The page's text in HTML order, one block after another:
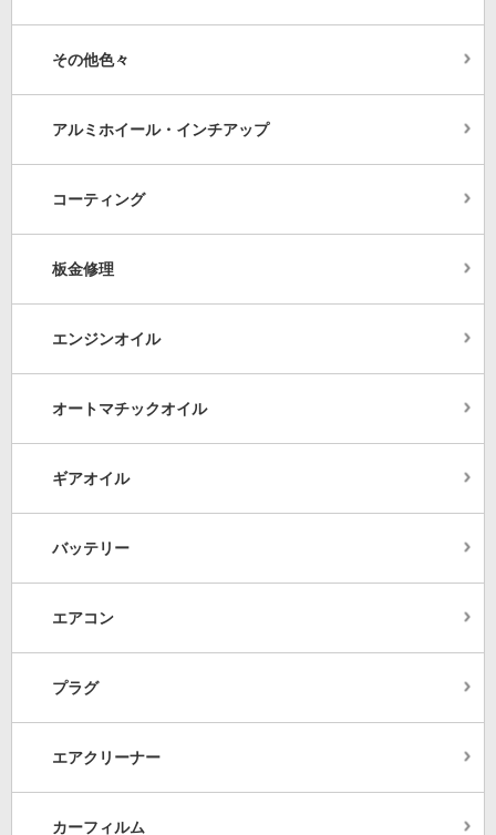
その他色々
アルミホイール・インチアップ
コーティング
板金修理
エンジンオイル
オートマチックオイル
ギアオイル
バッテリー
エアコン
プラグ
エアクリーナー
カーフィルム